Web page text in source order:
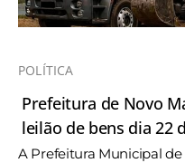
POLÍTICA
Prefeitura de Novo
leilão de bens dia 22
A Prefeitura Municipal